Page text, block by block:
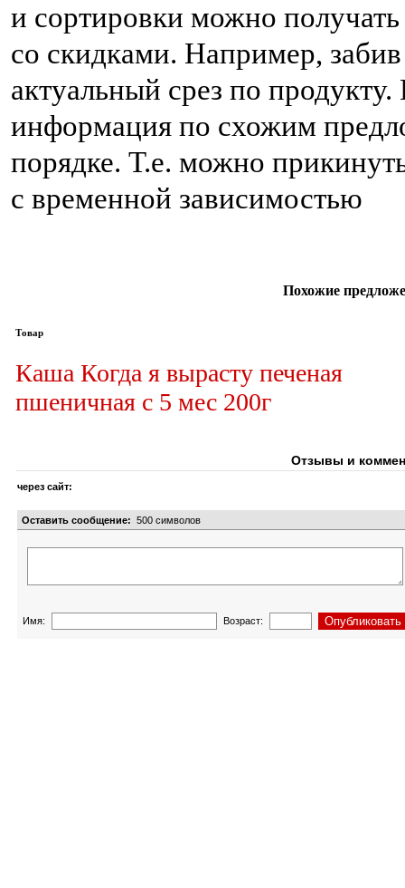
и сортировки можно
со скидками. Например,
актуальный срез по
информация по схожим
порядке. Т.е. можно
с временной зависимостью
Похожие
Товар
Каша Когда я вырасту печеная
пшеничная с 5 мес 200г
Отзывы и
через сайт:
Оставить сообщение: 500 символов
Имя: Возраст: